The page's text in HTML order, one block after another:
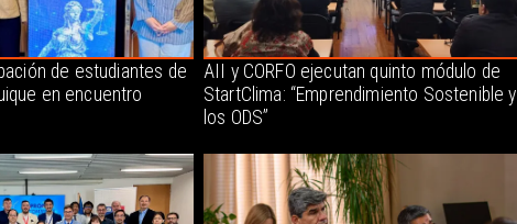
de estudiantes de
en encuentro
AII y CORFO ejecutan quinto módulo de
StartClima: “Emprendimiento Sostenible y
los ODS”